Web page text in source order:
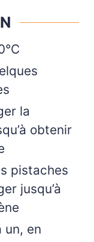
la
obtenir
pistaches
jusqu’à
en